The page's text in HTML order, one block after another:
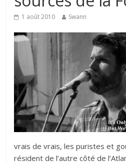
1 août 2010 Swann
vrais de vrais, les puristes et
résident de l’autre côté de